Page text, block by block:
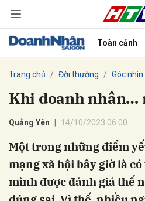
Toàn cảnh
Trang chủ Đời thường Góc nhìn
Khi doanh nhân…
Quảng Yên 14/10/2023 06:00
Một trong những điểm
mạng xã hội bây giờ là
mình được đánh giá thế